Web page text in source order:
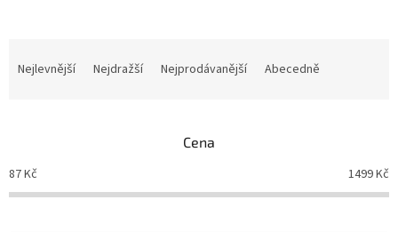
p
Nejlevnější Nejdražší Nejprodávanější Abecedně
Cena
87Kč 1499Kč